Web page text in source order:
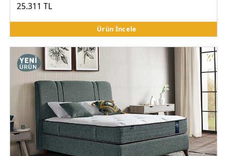
25.311 TL
Ürün İncele